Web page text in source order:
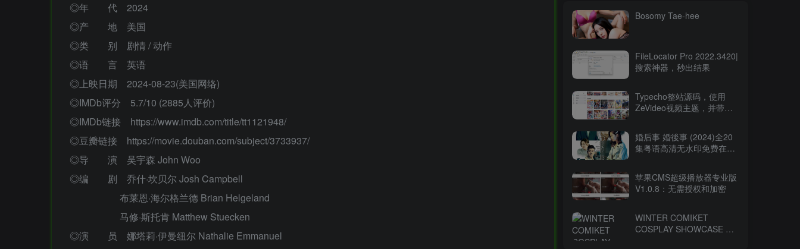
◎年 代 2024
◎产 地 美国
◎类 别 剧情 / 动作
◎语 言 英语
◎上映日期 2024-08-23(美国网络)
◎IMDb评分 5.7/10 (2885人评价)
◎IMDb链接 https://www.imdb.com/title/tt1121948/
◎豆瓣链接 https://movie.douban.com/subject/3733937/
◎导 演 吴宇森 John Woo
◎编 剧 乔什·坎贝尔 Josh Campbell
布莱恩·海尔格兰德 Brian Helgeland
马修·斯托肯 Matthew Stuecken
◎演 员 娜塔莉·伊曼纽尔 Nathalie Emmanuel
Bosomy Tae-hee
FileLocator Pro 2022.3420|
搜索神器，秒出结果
Typecho整站源码，使用
ZeVideo视频主题，并带有
婚后事 婚後事 (2024)全20
集粤语高清无水印免费在线
苹果CMS超级播放器专业版
V1.0.8：无需授权和加密
WINTER COMIKET
COSPLAY SHOWCASE コ